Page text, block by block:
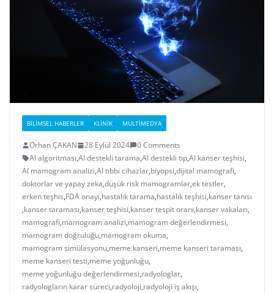
BILIMSEL HABERLER KLINIK MULTIMEDYA
Orhan ÇAKAN 28 Eylül 2024
0 Comments
AI algoritması,AI destekli tarama,AI destekli tıp,AI kanser teşhisi,
AI mamogram analizi,AI tıbbi cihazlar,biyopsi,dijital mamografi,
doktorlar ve yapay zeka,düşük risk mamogramlar,ek testler,
erken teşhis,FDA onayı,hastalık tarama,hastalık teşhisi,kanser tanısı
,kanser taraması,kanser teşhisi,kanser tespit oranı,kanser vakaları,
mamografi,mamogram analizi,mamogram değerlendirmesi,
mamogram doğruluğu,mamogram okuma,
mamogram simülasyonu,meme kanseri,meme kanseri taraması,
meme kanseri testi,meme yoğunluğu,
meme yoğunluğu değerlendirmesi,radyologlar,
radyologların karar süreci,radyoloji,radyoloji iş akışı,